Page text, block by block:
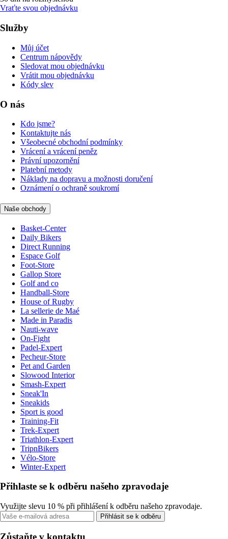
Vraťte svou objednávku
Služby
Můj účet
Centrum nápovědy
Sledovat mou objednávku
Vrátit mou objednávku
Kódy slev
O nás
Kdo jsme?
Kontaktujte nás
Všeobecné obchodní podmínky
Vrácení a vrácení peněz
Právní upozornění
Platební metody
Náklady na dopravu a možnosti doručení
Oznámení o ochraně soukromí
Naše obchody
Basket-Center
Daily Bikers
Direct Running
Espace Golf
Foot-Store
Gallop Store
Golf and co
Handball-Store
House of Rugby
La sellerie de Maé
Made in Paradis
Nauti-wave
On-Fight
Padel-Expert
Pecheur-Store
Pet and Garden
Slowood Interior
Smash-Expert
Sneak'In
Sneakids
Sport is good
Training-Fit
Trek-Expert
Triathlon-Expert
TripnBikers
Vélo-Store
Winter-Expert
Přihlaste se k odběru našeho zpravodaje
Využijte slevu 10 % při přihlášení k odběru našeho zpravodaje.
Přihlásit se k odběru
Zůstaňte v kontaktu